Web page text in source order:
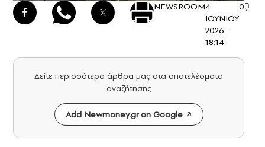
NEWSROOM4
ΙΟΥΝΙΟΥ
2026 -
18:14
0
Δείτε περισσότερα άρθρα μας στα αποτελέσματα
αναζήτησης
Add Newmoney.gr on Google